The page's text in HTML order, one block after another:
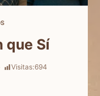
que Sí
Visitas:694